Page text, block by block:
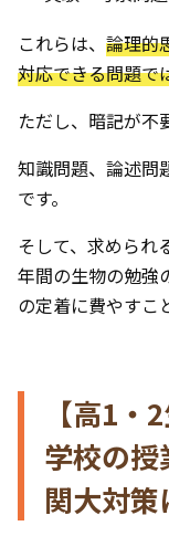
これらは、 論理的
対応できる問題で
ただし、暗記が不
知識問題、論述問
です。
そして、求められ
年間の生物の勉強
の定着に費やすこ
【高1・
学校の
関大対策